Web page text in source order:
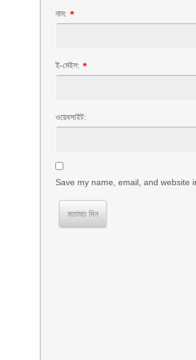
নাম: *
ই-মেইল: *
ওয়েবসাইট:
Save my name, email, and website